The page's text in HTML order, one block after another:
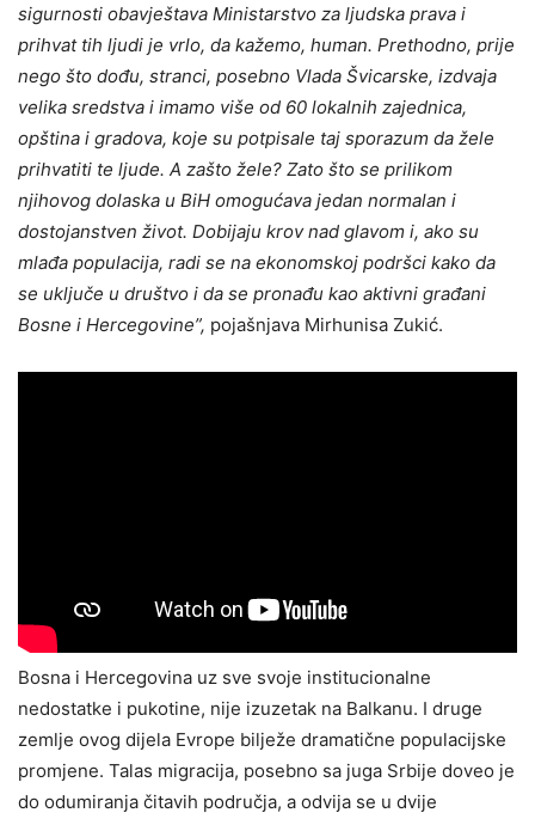
sigurnosti obavještava Ministarstvo za ljudska prava i
prihvat tih ljudi je vrlo, da kažemo, human. Prethodno, prije
nego što dođu, stranci, posebno Vlada Švicarske, izdvaja
velika sredstva i imamo više od 60 lokalnih zajednica,
opština i gradova, koje su potpisale taj sporazum da žele
prihvatiti te ljude. A zašto žele? Zato što se prilikom
njihovog dolaska u BiH omogućava jedan normalan i
dostojanstven život. Dobijaju krov nad glavom i, ako su
mlađa populacija, radi se na ekonomskoj podršci kako da
se uključe u društvo i da se pronađu kao aktivni građani
Bosne i Hercegovine”, pojašnjava Mirhunisa Zukić.
Bosna i Hercegovina uz sve svoje institucionalne
nedostatke i pukotine, nije izuzetak na Balkanu. I druge
zemlje ovog dijela Evrope bilježe dramatične populacijske
promjene. Talas migracija, posebno sa juga Srbije doveo je
do odumiranja čitavih područja, a odvija se u dvije